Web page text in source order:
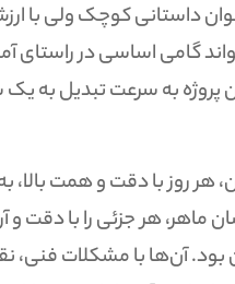
داستانی کوچک ولی با
گامی اساسی در راستای
پروژه به سرعت تبدیل به
هر روز با دقت و همت
هر جزئی را با دقت و
آن‌ها با مشکلات فنی،